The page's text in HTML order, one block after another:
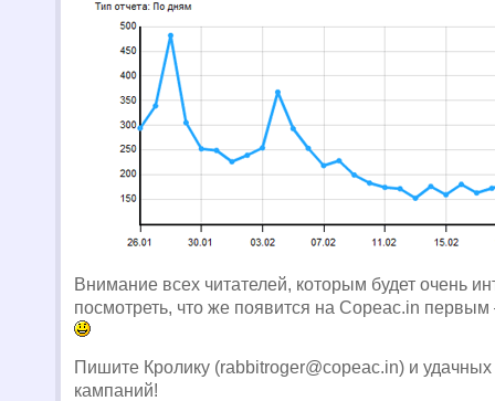
Внимание всех читателей, которым будет очень
посмотреть, что же появится на Copeac.in
Пишите Кролику (rabbitroger@copeac.in) и
кампаний!